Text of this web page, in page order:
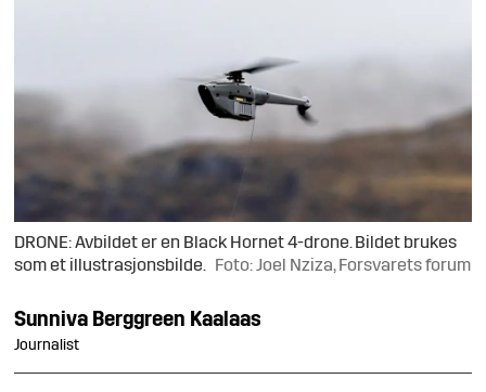
DRONE: Avbildet er en Black Hornet 4-drone. Bildet brukes
som et illustrasjonsbilde. Foto: Joel Nziza, Forsvarets forum
Sunniva Berggreen Kaalaas
Journalist